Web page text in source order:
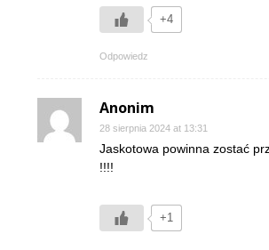
+4
Odpowiedz
Anonim
28 sierpnia 2024 at 13:31
Jaskotowa powinna zostać
!!!!
+1